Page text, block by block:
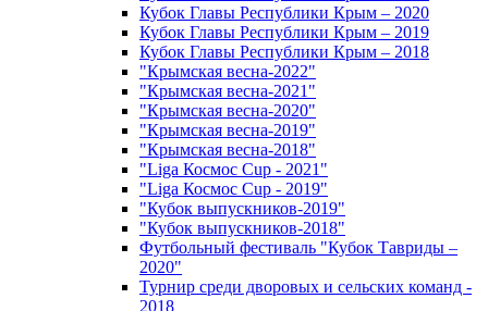
Кубок Главы Республики Крым – 2020
Кубок Главы Республики Крым – 2019
Кубок Главы Республики Крым – 2018
"Крымская весна-2022"
"Крымская весна-2021"
"Крымская весна-2020"
"Крымская весна-2019"
"Крымская весна-2018"
"Liga Космос Cup - 2021"
"Liga Космос Cup - 2019"
"Кубок выпускников-2019"
"Кубок выпускников-2018"
Футбольный фестиваль "Кубок Тавриды –
2020"
Турнир среди дворовых и сельских команд -
2018